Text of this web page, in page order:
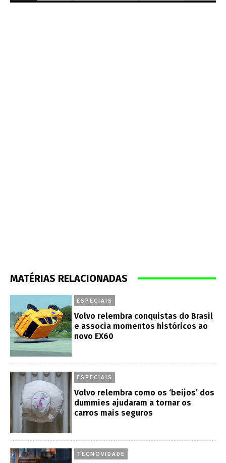
MATÉRIAS RELACIONADAS
ESPECIAIS
Volvo relembra conquistas do Brasil
e associa momentos históricos ao
novo EX60
ESPECIAIS
Volvo relembra como os ‘beijos’ dos
dummies ajudaram a tornar os
carros mais seguros
TECNOVIDADE